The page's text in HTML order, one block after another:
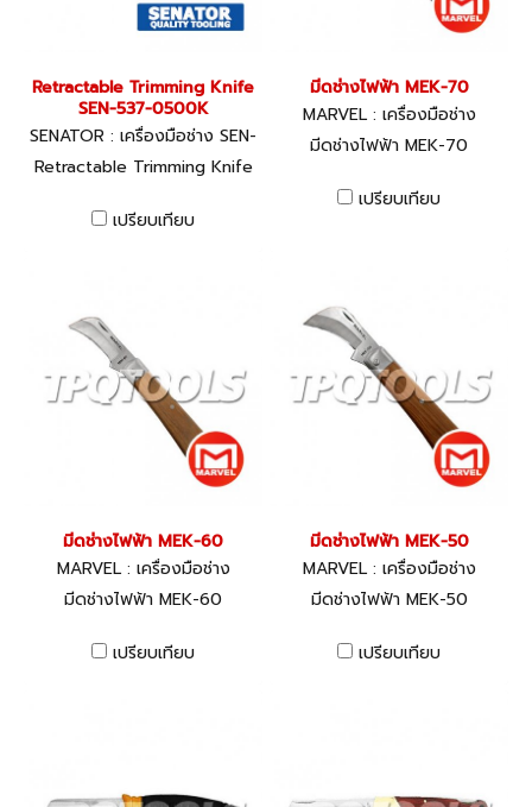
Retractable Trimming Knife
SEN-537-0500K
SENATOR : เครื่องมือช่าง SEN-
537-0500K
Retractable Trimming Knife
เปรียบเทียบ
มีดช่างไฟฟ้า MEK-70
MARVEL : เครื่องมือช่าง
มีดช่างไฟฟ้า MEK-70
เปรียบเทียบ
มีดช่างไฟฟ้า MEK-60
MARVEL : เครื่องมือช่าง
มีดช่างไฟฟ้า MEK-60
เปรียบเทียบ
มีดช่างไฟฟ้า MEK-50
MARVEL : เครื่องมือช่าง
มีดช่างไฟฟ้า MEK-50
เปรียบเทียบ